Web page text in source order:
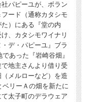
が多かった影響で例年より早
年。病気に強いデラウェ
使いました。収量こそ落ちて
取れた良いブ ドウが収穫でき
変わるので、私たちはそれを
(青デラ)は酸をたっぷり含ん
酸が和らぎ糖度が上がってき
れるタイミング のブドウは白
美味しさを最大限に引き出す
パピーユが、ボラン
ード（通称カタシモ
）にある『堂の内
、カタシモワイナリ
デ・パピーユ』ブラ
あった『岩崎谷畑』
地主さんより借り受
メルローなど）を造
リーＡの畑を新たに
太子町のデラウェア